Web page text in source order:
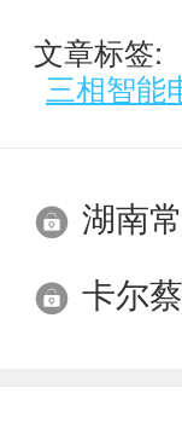
文章标签:
三相智能
湖南
卡尔